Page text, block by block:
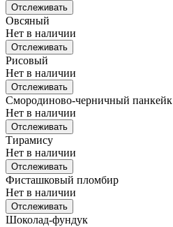
Отслеживать
Овсяный
Нет в наличии
Отслеживать
Рисовый
Нет в наличии
Отслеживать
Смородиново-черничный панкейк
Нет в наличии
Отслеживать
Тирамису
Нет в наличии
Отслеживать
Фисташковый пломбир
Нет в наличии
Отслеживать
Шоколад-фундук